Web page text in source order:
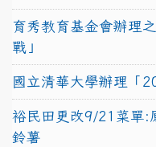
育秀教育基金會辦理
戰」
國立清華大學辦理「
裕民田更改9/21菜單:
鈴薯